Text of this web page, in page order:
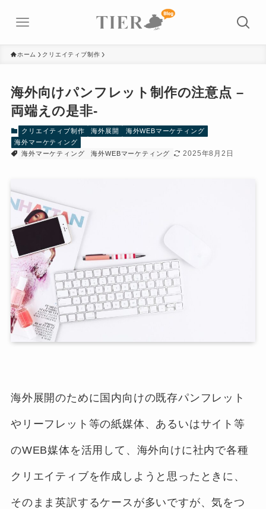
ホーム クリエイティブ制作
海外向けパンフレット制作の注意点 –
両端えの是非-
クリエイティブ制作 海外展開
海外WEBマーケティング
海外マーケティング
海外マーケティング
海外WEBマーケティング 2025年8月2日
海外展開のために国内向けの既存パンフレット
やリーフレット等の紙媒体、あるいはサイト等
のWEB媒体を活用して、海外向けに社内で各種
クリエイティブを作成しようと思ったときに、
そのまま英訳するケースが多いですが、気をつ